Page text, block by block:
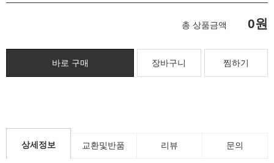
총 상품금액 0원
찜하기
상세정보 교환및반품 리뷰 문의